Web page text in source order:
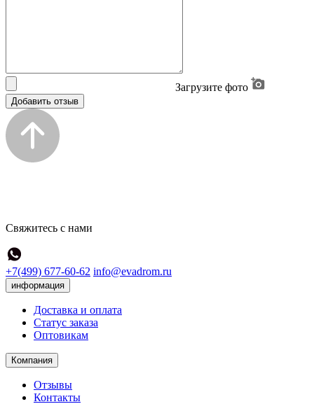
Загрузите фото
Добавить отзыв
Свяжитесь с нами
+7(499) 677-60-62 info@evadrom.ru
информация
Доставка и оплата
Статус заказа
Оптовикам
Компания
Отзывы
Контакты